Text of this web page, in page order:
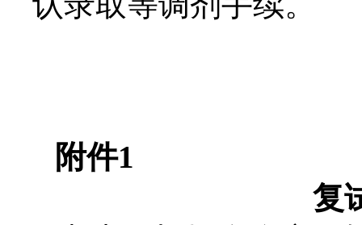
认录取等调剂手续。
附件1
复